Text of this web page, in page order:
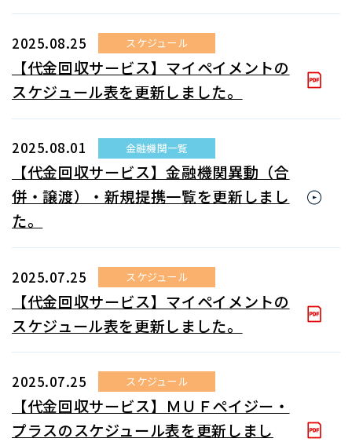
2025.08.25 スケジュール
【代金回収サービス】マイペイメントの
スケジュール表を更新しました。
2025.08.01 金融機関一覧
【代金回収サービス】金融機関異動（合
併・譲渡）・新規提携一覧を更新しまし
た。
2025.07.25 スケジュール
【代金回収サービス】マイペイメントの
スケジュール表を更新しました。
2025.07.25 スケジュール
【代金回収サービス】ＭＵＦペイジー・
プラスのスケジュール表を更新しまし